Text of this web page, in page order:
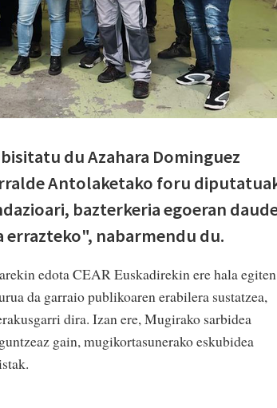
du Azahara Dominguez
Antolaketako foru
bazterkeria egoeran
nabarmendu du.
edota CEAR Euskadirekin ere hala egiten
da garraio publikoaren erabilera sustatzea,
dira. Izan ere, Mugirako sarbidea
gain, mugikortasunerako eskubidea